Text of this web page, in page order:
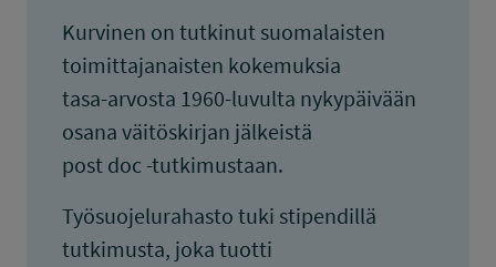
Kurvinen on tutkinut suomalaisten
toimittajanaisten kokemuksia
tasa-arvosta 1960-luvulta nykypäivään
osana väitöskirjan jälkeistä
post doc -tutkimustaan.
Työsuojelurahasto tuki stipendillä
tutkimusta, joka tuotti